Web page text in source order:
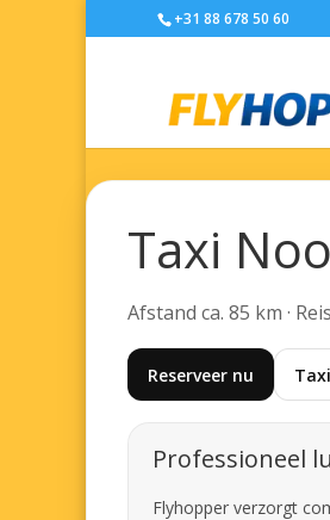
+31 88 678 50 60
Taxi
Afstand ca. 85 km ·
Reserveer nu
Professioneel
Flyhopper verzorgt